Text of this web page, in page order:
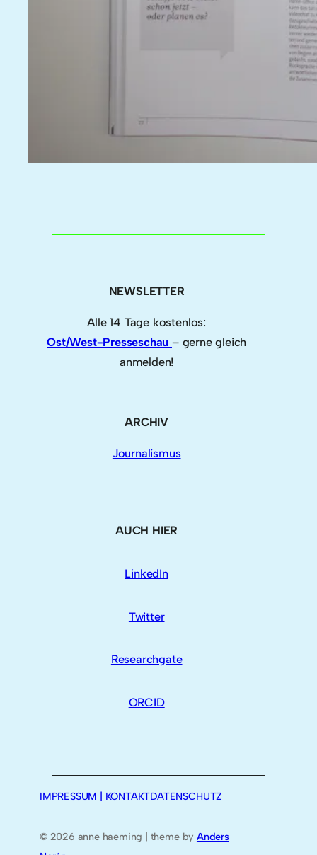
NEWSLETTER
Alle 14 Tage kostenlos:
Ost/West-Presseschau – gerne gleich
anmelden!
ARCHIV
Journalismus
AUCH HIER
LinkedIn
Twitter
Researchgate
ORCID
IMPRESSUM | KONTAKTDATENSCHUTZ
©2026 anne haeming | theme by Anders